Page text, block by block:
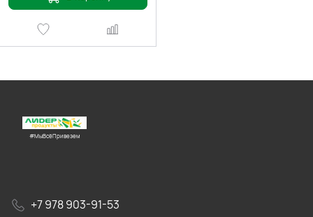
#МыВсёПривезем
+7 978 903-91-53